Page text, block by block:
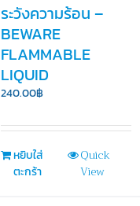
ระวังความร้อน –
BEWARE
FLAMMABLE
LIQUID
240.00฿
หยิบใส่
ตะกร้า
Quick
View